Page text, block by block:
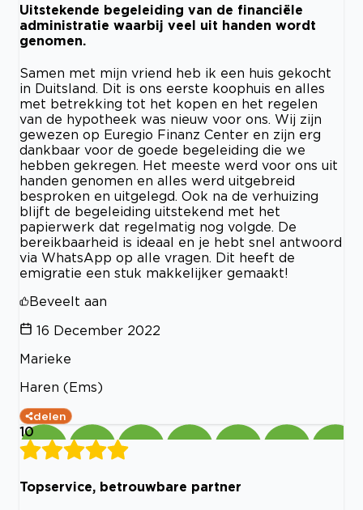
Uitstekende begeleiding van de financiële
administratie waarbij veel uit handen wordt
genomen.
Samen met mijn vriend heb ik een huis gekocht
in Duitsland. Dit is ons eerste koophuis en alles
met betrekking tot het kopen en het regelen
van de hypotheek was nieuw voor ons. Wij zijn
gewezen op Euregio Finanz Center en zijn erg
dankbaar voor de goede begeleiding die we
hebben gekregen. Het meeste werd voor ons uit
handen genomen en alles werd uitgebreid
besproken en uitgelegd. Ook na de verhuizing
blijft de begeleiding uitstekend met het
papierwerk dat regelmatig nog volgde. De
bereikbaarheid is ideaal en je hebt snel antwoord
via WhatsApp op alle vragen. Dit heeft de
emigratie een stuk makkelijker gemaakt!
Beveelt aan
16 December 2022
Marieke
Haren (Ems)
delen
10
Topservice, betrouwbare partner